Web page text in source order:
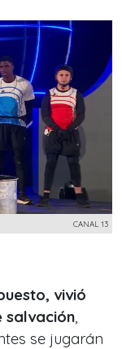
CANAL 13
vivió
salvación,
se jugarán